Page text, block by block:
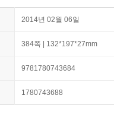
2014년 02월 06일
384쪽 | 132*197*27mm
9781780743684
1780743688